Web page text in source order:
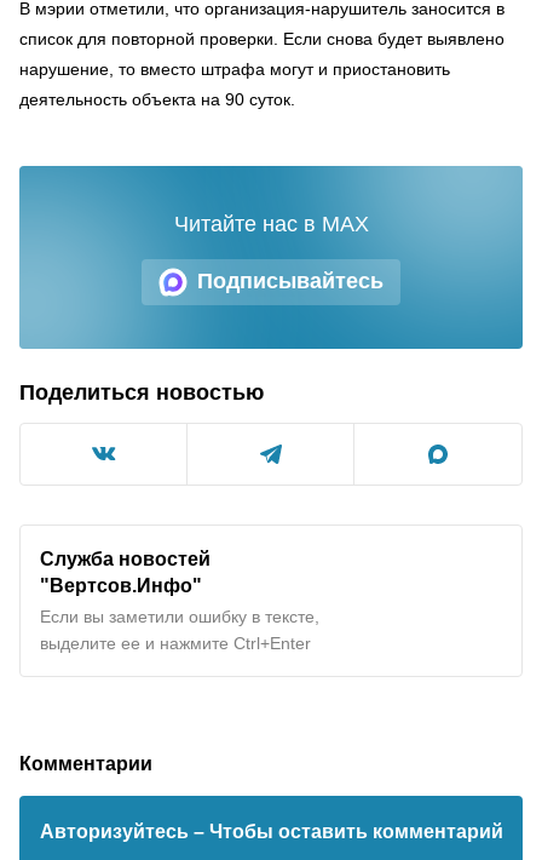
В мэрии отметили, что организация-нарушитель заносится в
список для повторной проверки. Если снова будет выявлено
нарушение, то вместо штрафа могут и приостановить
деятельность объекта на 90 суток.
Подписывайтесь
Читайте нас в MAX
Поделиться новостью
Служба новостей
"Вертсов.Инфо"
Если вы заметили ошибку в тексте,
выделите ее и нажмите Ctrl+Enter
Комментарии
Авторизуйтесь – Чтобы оставить комментарий